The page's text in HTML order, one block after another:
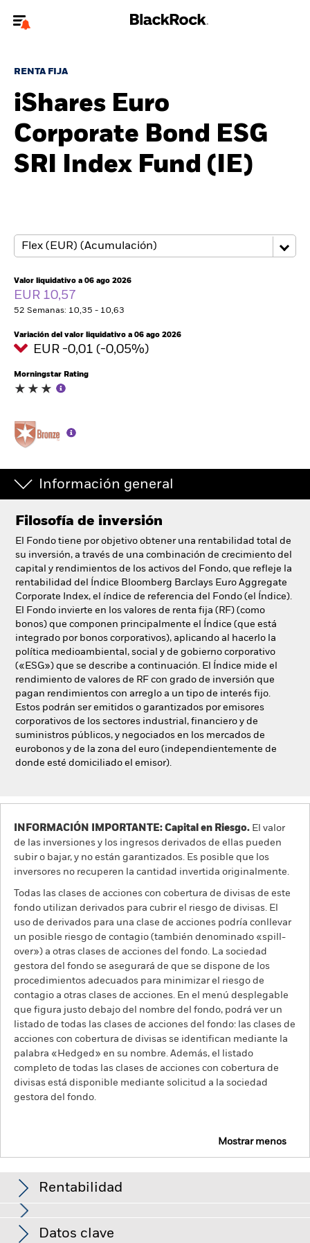
particulares.
relevante, por favor, actualizatu tipo de usuario.
Quiénes somos
Productos
Educación
Particulares
Change location
Aladdin
Nuestra compañía
RENTA FIJA
iShares Euro
Corporate Bond ESG
SRI Index Fund (IE)
Valor liquidativo a 06 ago 2026
EUR 10,57
52 Semanas: 10,35 - 10,63
Variación del valor liquidativo a 06 ago 2026
EUR -0,01 (-0,05%)
Morningstar Rating
Información general
Filosofía de inversión
El Fondo tiene por objetivo obtener una rentabilidad total de
su inversión, a través de una combinación de crecimiento del
capital y rendimientos de los activos del Fondo, que refleje la
rentabilidad del Índice Bloomberg Barclays Euro Aggregate
Corporate Index, el índice de referencia del Fondo (el Índice).
El Fondo invierte en los valores de renta fija (RF) (como
bonos) que componen principalmente el Índice (que está
integrado por bonos corporativos), aplicando al hacerlo la
política medioambiental, social y de gobierno corporativo
(«ESG») que se describe a continuación. El Índice mide el
rendimiento de valores de RF con grado de inversión que
pagan rendimientos con arreglo a un tipo de interés fijo.
Estos podrán ser emitidos o garantizados por emisores
corporativos de los sectores industrial, financiero y de
suministros públicos, y negociados en los mercados de
eurobonos y de la zona del euro (independientemente de
donde esté domiciliado el emisor).
INFORMACIÓN IMPORTANTE: Capital en Riesgo. El valor
de las inversiones y los ingresos derivados de ellas pueden
subir o bajar, y no están garantizados. Es posible que los
inversores no recuperen la cantidad invertida originalmente.
Todas las clases de acciones con cobertura de divisas de este
fondo utilizan derivados para cubrir el riesgo de divisas. El
uso de derivados para una clase de acciones podría conllevar
un posible riesgo de contagio (también denominado «spill-
over») a otras clases de acciones del fondo. La sociedad
gestora del fondo se asegurará de que se dispone de los
procedimientos adecuados para minimizar el riesgo de
contagio a otras clases de acciones. En el menú desplegable
que figura justo debajo del nombre del fondo, podrá ver un
listado de todas las clases de acciones del fondo: las clases de
acciones con cobertura de divisas se identifican mediante la
palabra «Hedged» en su nombre. Además, el listado
completo de todas las clases de acciones con cobertura de
divisas está disponible mediante solicitud a la sociedad
gestora del fondo.
Mostrar menos
(IE)
Rentabilidad
Gráfico de rendimiento
El riesgo de crédito, los cambios en los tipos de interés y/o los
Datos clave